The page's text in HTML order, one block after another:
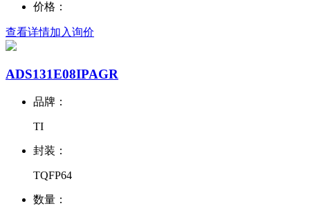
价格：
查看详情加入询价
ADS131E08IPAGR
品牌：
TI
封装：
TQFP64
数量：